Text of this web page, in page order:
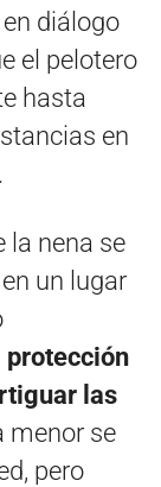
diálogo
el pelotero
hasta
en
la nena se
un lugar
protección
las
menor se
pero